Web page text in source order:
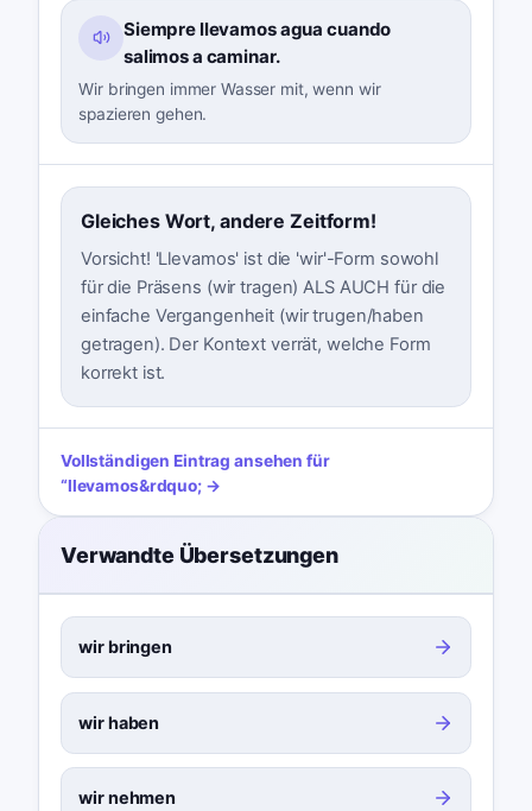
Siempre llevamos agua cuando
salimos a caminar.
Wir bringen immer Wasser mit, wenn wir
spazieren gehen.
Gleiches Wort, andere Zeitform!
Vorsicht! 'Llevamos' ist die 'wir'-Form sowohl
für die Präsens (wir tragen) ALS AUCH für die
einfache Vergangenheit (wir trugen/haben
getragen). Der Kontext verrät, welche Form
korrekt ist.
Vollständigen Eintrag ansehen für
“llevamos&rdquo; →
Verwandte Übersetzungen
wir bringen
wir haben
wir nehmen